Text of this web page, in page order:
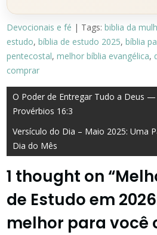
Devocionais e fé | Tags:biblia da
estudo,bíblia de estudo 2025,bíblia
pentecostal,melhor bíblia evangélica,
comprar
Navegação
de
Post
O Poder de Entregar Tudo a Deus
Provérbios 16:3
Versículo do Dia – Maio 2025: Uma
Dia do Mês
1 thought on “
de Estudo em
melhor para você